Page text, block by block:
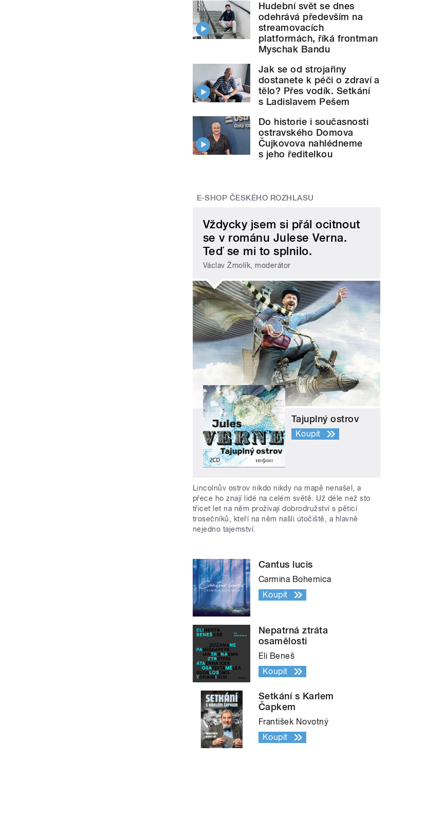
Hudební svět se dnes
odehrává především na
streamovacích
platformách, říká frontman
Myschak Bandu
Jak se od strojařiny
dostanete k péči o zdraví a
tělo? Přes vodík. Setkání
s Ladislavem Pešem
Do historie i současnosti
ostravského Domova
Čujkovova nahlédneme
s jeho ředitelkou
E-SHOP ČESKÉHO ROZHLASU
Vždycky jsem si přál ocitnout
se v románu Julese Verna.
Teď se mi to splnilo.
Václav Žmolík, moderátor
Tajuplný ostrov
Koupit
Lincolnův ostrov nikdo nikdy na mapě nenašel, a
přece ho znají lidé na celém světě. Už déle než sto
třicet let na něm prožívají dobrodružství s pěticí
trosečníků, kteří na něm našli útočiště, a hlavně
nejedno tajemství.
Cantus lucis
Carmina Bohemica
Koupit
Nepatrná ztráta
osamělosti
Eli Beneš
Koupit
Setkání s Karlem
Čapkem
František Novotný
Koupit